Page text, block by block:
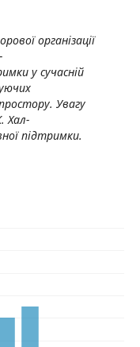
організації
у сучасній
Увагу
Хал-
підтримки.